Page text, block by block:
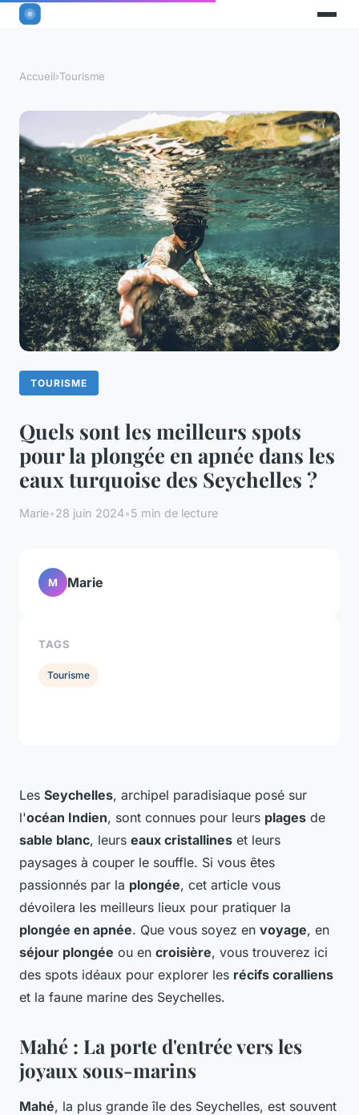
Accueil›Tourisme
TOURISME
Quels sont les meilleurs spots
pour la plongée en apnée dans les
eaux turquoise des Seychelles ?
Marie•28 juin 2024•5 min de lecture
Les Seychelles, archipel paradisiaque posé sur
l'océan Indien, sont connues pour leurs plages de
sable blanc, leurs eaux cristallines et leurs
paysages à couper le souffle. Si vous êtes
passionnés par la plongée, cet article vous
dévoilera les meilleurs lieux pour pratiquer la
plongée en apnée. Que vous soyez en voyage, en
séjour plongée ou en croisière, vous trouverez ici
des spots idéaux pour explorer les récifs coralliens
et la faune marine des Seychelles.
Mahé : La porte d'entrée vers les
joyaux sous-marins
Mahé, la plus grande île des Seychelles, est souvent
M Marie
TAGS
Tourisme